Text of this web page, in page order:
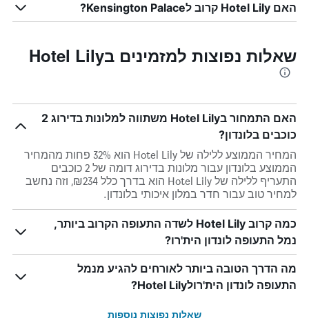
האם Hotel Lily קרוב לKensington Palace?
שאלות נפוצות למזמינים בHotel Lily
האם התמחור בHotel Lily משתווה למלונות בדירוג 2
כוכבים בלונדון?
המחיר הממוצע ללילה של Hotel Lily הוא 32% פחות מהמחיר
הממוצע בלונדון עבור מלונות בדירוג דומה של 2 כוכבים
התעריף ללילה של Hotel Lily הוא בדרך כלל ₪234, וזה נחשב
למחיר טוב עבור חדר במלון איכותי בלונדון.
כמה קרוב Hotel Lily לשדה התעופה הקרוב ביותר,
נמל התעופה לונדון הית'רו?
מה הדרך הטובה ביותר לאורחים להגיע מנמל
התעופה לונדון הית'רולHotel Lily?
שאלות נפוצות נוספות